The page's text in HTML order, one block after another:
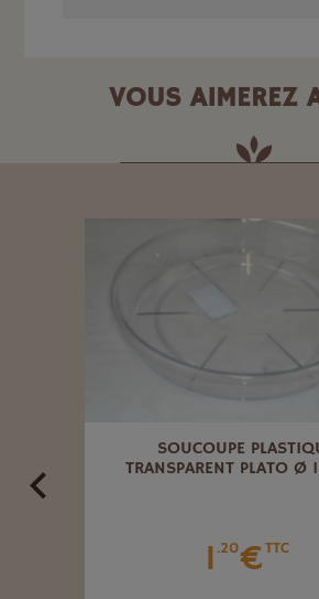
VOUS AIMEREZ
SOUCOUPE
TRANSPARENT PLATO Ø
1 .20€TTC